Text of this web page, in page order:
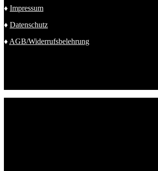
♦ Impressum
♦ Datenschutz
♦ AGB/Widerrufsbelehrung